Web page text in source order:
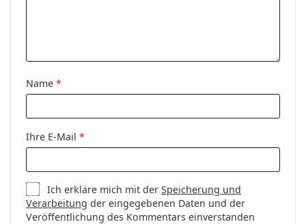
Name *
Ihre E-Mail *
Ich erkläre mich mit derSpeicherung und
Verarbeitung der eingegebenen Daten und der
Veröffentlichung des Kommentars einverstanden